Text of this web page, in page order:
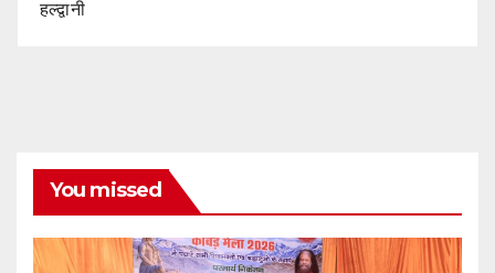
हल्द्वानी
You missed